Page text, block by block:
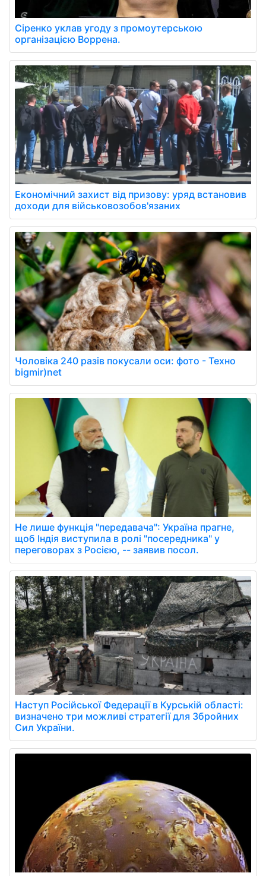
Сіренко уклав угоду з промоутерською
організацією Воррена.
Економічний захист від призову: уряд встановив
доходи для військовозобов'язаних
Чоловіка 240 разів покусали оси: фото - Техно
bigmir)net
Не лише функція "передавача": Україна прагне,
щоб Індія виступила в ролі "посередника" у
переговорах з Росією, -- заявив посол.
Наступ Російської Федерації в Курській області:
визначено три можливі стратегії для Збройних
Сил України.